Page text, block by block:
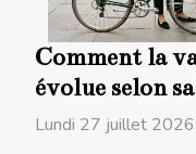
Comment la
évolue selon
Lundi 27 juillet